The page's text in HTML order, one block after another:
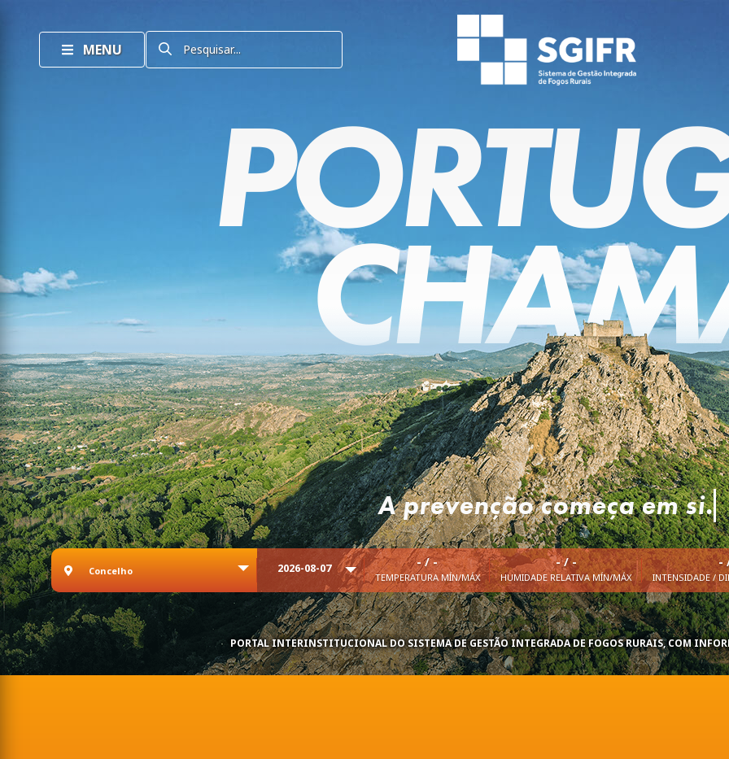
MENU Pesquisar...
A prevenção começ
Concelho Data
2026-08-07 -/-
TEMPERATURA MÍN/MÁX
-/-
HUMIDADE RELATIVA MÍN/MÁX
-
INTENSIDADE /
PORTAL INTERINSTITUCIONAL DO SISTEMA DE GESTÃO INTEGRADA DE FOGOS RURAIS, COM